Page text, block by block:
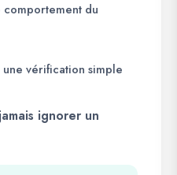
comportement du
une vérification simple
ignorer un